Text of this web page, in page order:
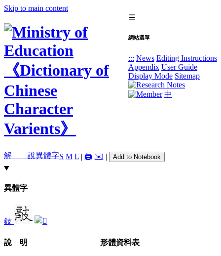
Skip to main content
☰
網站選單
::: News Editing Instructions
Appendix User Guide
Display Mode Sitemap
中
解 說異體字S M L | 🖨️ ✉️ | Add to Notebook
異體字
鈘
說 明 形體資料表